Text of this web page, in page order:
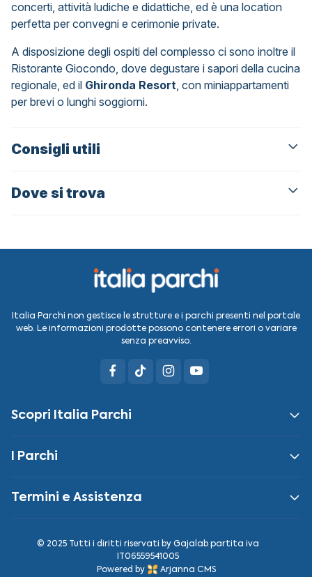
concerti, attività ludiche e didattiche, ed è una location
perfetta per convegni e cerimonie private.
A disposizione degli ospiti del complesso ci sono inoltre il
Ristorante Giocondo, dove degustare i sapori della cucina
regionale, ed il Ghironda Resort , con miniappartamenti
per brevi o lunghi soggiorni.
Consigli utili
Dove si trova
Italia Parchi non gestisce le strutture e i parchi presenti nel portale
web. Le informazioni prodotte possono contenere errori o variare
senza preavviso.
Scopri Italia Parchi
I Parchi
Termini e Assistenza
© 2025 Tutti i diritti riservati by Gajalabpartita iva
IT06559541005
Powered by
Arjanna CMS